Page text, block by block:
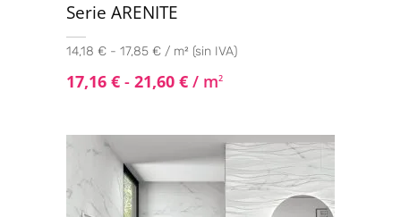
Serie ARENITE
14,18 € - 17,85 € / m² (sin IVA)
17,16 € - 21,60 € / m2